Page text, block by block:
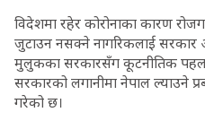
विदेशमा रहेर कोरोनाका कारण
जुटाउन नसक्ने नागरिकलाई
मुलुकका सरकारसँग कूटनीतिक पहल
सरकारको लगानीमा नेपाल ल्याउने
गरेको छ।